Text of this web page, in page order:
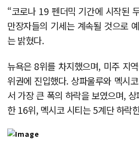
“코로나 19 펜더믹 기간에 시작된
만장자들의 기세는 계속될 것으로
는 밝혔다.
뉴욕은 8위를 차지했으며, 미주 지
위권에 진입했다. 상파울루와 멕시
서 가장 큰 폭의 하락을 보였으며,
한 16위, 멕시코 시티는 5계단 하락